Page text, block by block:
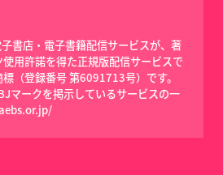
書店・電子書籍配信サービスが、著
用許諾を得た正規版配信サービスで
（登録番号 第6091713号）です。
マークを掲示しているサービスの一